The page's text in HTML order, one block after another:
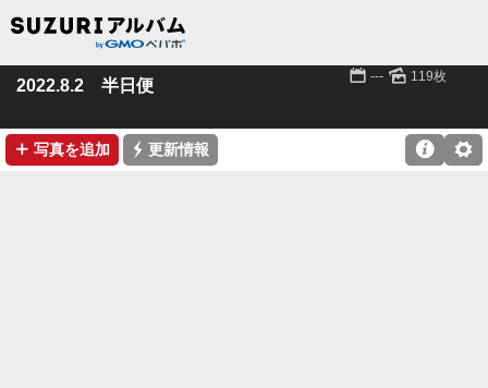
2022.8.2 半日便 📅 --- 🌄 119枚
➕ 写真を追加 ⚡ 更新情報 ⚙
